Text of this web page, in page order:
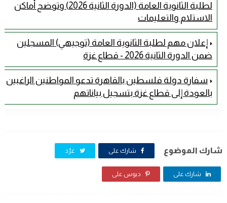
لطلبة الثانوية العامة (الدورة الثانية 2026) وتوضح أماكن
الاستلام والتعليمات
إعلان مهم لطلبة الثانوية العامة (توجيهي) المسجلين
ضمن الدورة الثانية 2026 - قطاع غزة
سفارة دولة فلسطين بالقاهرة تدعو المواطنين الراغبين
بالعودة إلى قطاع غزة بتسجيل بياناتهم
شارك الموضوع شارك على غرّد
شارك على دبوس على